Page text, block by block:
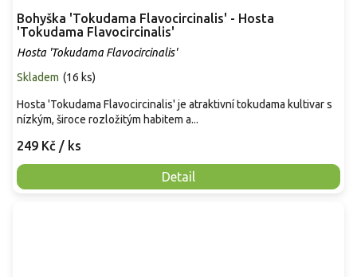
Bohyška 'Tokudama Flavocircinalis' - Hosta
'Tokudama Flavocircinalis'
Hosta 'Tokudama Flavocircinalis'
Skladem (16 ks)
249 Kč / ks
Detail
Hosta 'Tokudama Flavocircinalis' je atraktivní tokudama kultivar s
nízkým, široce rozložitým habitem a...